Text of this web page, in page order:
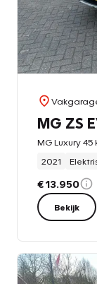
MG ZS
2021
€ 13.950
Bekijk